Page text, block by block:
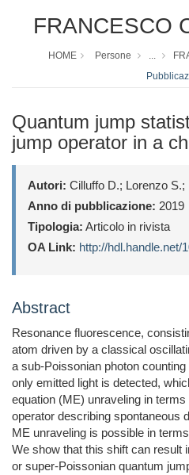
FRANCESCO
HOME Persone ...
Quantum jump
jump operator in a
Autori: Cilluffo D.; Lorenzo
Anno di pubblicazione: 2019
Tipologia: Articolo in rivista
OA Link: http://hdl.handle.net/
Abstract
Resonance fluorescence,
atom driven by a classical
a sub-Poissonian photon
only emitted light is detected,
equation (ME) unraveling in
operator describing spontaneous
ME unraveling is possible in
We show that this shift can result
or super-Poissonian quantum